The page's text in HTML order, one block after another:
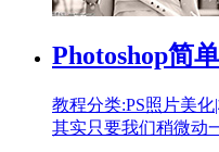
Photoshop简
教程分类:PS照片美
其实只要我们稍微动